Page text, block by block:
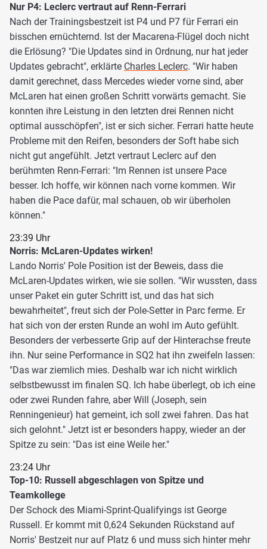
Nur P4: Leclerc vertraut auf Renn-Ferrari
Nach der Trainingsbestzeit ist P4 und P7 für Ferrari ein
bisschen ernüchternd. Ist der Macarena-Flügel doch nicht
die Erlösung? "Die Updates sind in Ordnung, nur hat jeder
Updates gebracht", erklärte Charles Leclerc. "Wir haben
damit gerechnet, dass Mercedes wieder vorne sind, aber
McLaren hat einen großen Schritt vorwärts gemacht. Sie
konnten ihre Leistung in den letzten drei Rennen nicht
optimal ausschöpfen", ist er sich sicher. Ferrari hatte heute
Probleme mit den Reifen, besonders der Soft habe sich
nicht gut angefühlt. Jetzt vertraut Leclerc auf den
berühmten Renn-Ferrari: "Im Rennen ist unsere Pace
besser. Ich hoffe, wir können nach vorne kommen. Wir
haben die Pace dafür, mal schauen, ob wir überholen
können."
23:39 Uhr
Norris: McLaren-Updates wirken!
Lando Norris' Pole Position ist der Beweis, dass die
McLaren-Updates wirken, wie sie sollen. "Wir wussten, dass
unser Paket ein guter Schritt ist, und das hat sich
bewahrheitet", freut sich der Pole-Setter in Parc ferme. Er
hat sich von der ersten Runde an wohl im Auto gefühlt.
Besonders der verbesserte Grip auf der Hinterachse freute
ihn. Nur seine Performance in SQ2 hat ihn zweifeln lassen:
"Das war ziemlich mies. Deshalb war ich nicht wirklich
selbstbewusst im finalen SQ. Ich habe überlegt, ob ich eine
oder zwei Runden fahre, aber Will (Joseph, sein
Renningenieur) hat gemeint, ich soll zwei fahren. Das hat
sich gelohnt." Jetzt ist er besonders happy, wieder an der
Spitze zu sein: "Das ist eine Weile her."
23:24 Uhr
Top-10: Russell abgeschlagen von Spitze und
Teamkollege
Der Schock des Miami-Sprint-Qualifyings ist George
Russell. Er kommt mit 0,624 Sekunden Rückstand auf
Norris' Bestzeit nur auf Platz 6 und muss sich hinter mehr